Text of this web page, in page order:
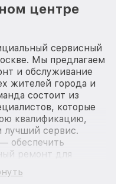
центре
сервисный
Мы предлагаем
и обслуживание
жителей города и
состоит из
которые
квалификацию,
лучший сервис.
обеспечить
ремонт для
Nikon, вне
поломки. Мы